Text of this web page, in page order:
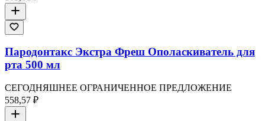
Пародонтакс Экстра Фреш Ополаскиватель для
рта 500 мл
СЕГОДНЯШНЕЕ ОГРАНИЧЕННОЕ ПРЕДЛОЖЕНИЕ
558,57 ₽